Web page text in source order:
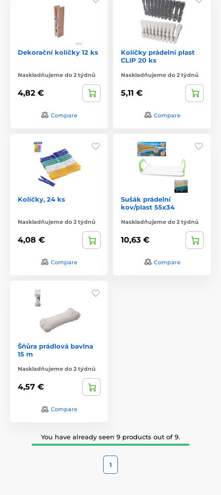
Dekorační kolíčky 12 ks
Naskladňujeme do 2 týdnů
4,82 €
Compare
Kolíčky prádelní plast
CLIP 20 ks
Naskladňujeme do 2 týdnů
5,11 €
Compare
Kolíčky, 24 ks
Naskladňujeme do 2 týdnů
4,08 €
Compare
Sušák prádelní
kov/plast 55x34
Naskladňujeme do 2 týdnů
10,63 €
Compare
Šňůra prádlová bavlna
15 m
Naskladňujeme do 2 týdnů
4,57 €
Compare
You have already seen 9 products out of 9.
1